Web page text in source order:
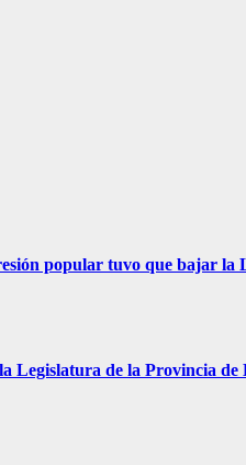
popular tuvo que bajar la
Legislatura de la Provincia de